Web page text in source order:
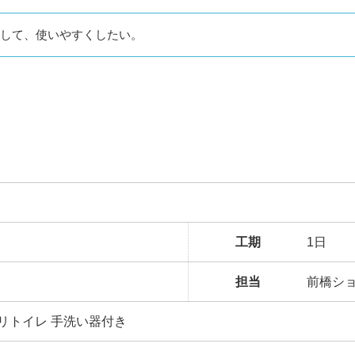
て、使いやすくしたい。
工期 1日
担当 前橋シ
トイレ 手洗い器付き